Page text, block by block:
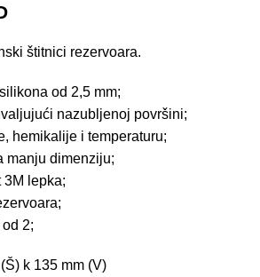
štitnici rezervoara.
od 2,5 mm;
nazubljenoj površini;
hemikalije i temperaturu;
manju dimenziju;
3M lepka;
2;
k 135 mm (V)